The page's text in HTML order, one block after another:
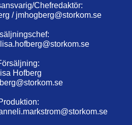
Chefredaktör:
/ jmhogberg@storkom.se
lisa.hofberg@storkom.se
Hofberg